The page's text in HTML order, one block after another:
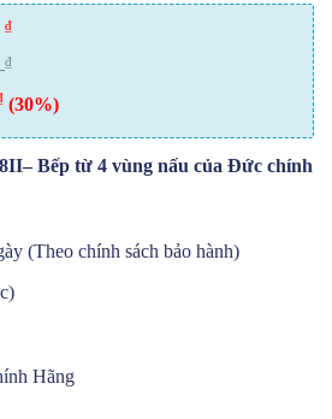
₫
₫
(30%)
Bếp từ 4 vùng nấu của Đức chính
(Theo chính sách bảo hành)
Hãng